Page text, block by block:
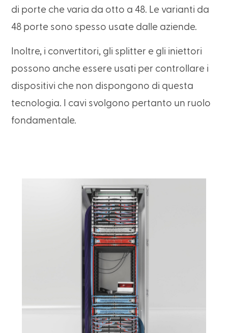
di porte che varia da otto a 48. Le varianti da
48 porte sono spesso usate dalle aziende.
Inoltre, i convertitori, gli splitter e gli iniettori
possono anche essere usati per controllare i
dispositivi che non dispongono di questa
tecnologia. I cavi svolgono pertanto un ruolo
fondamentale.